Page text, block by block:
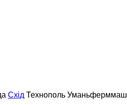
Схід Технополь Уманьферммаш